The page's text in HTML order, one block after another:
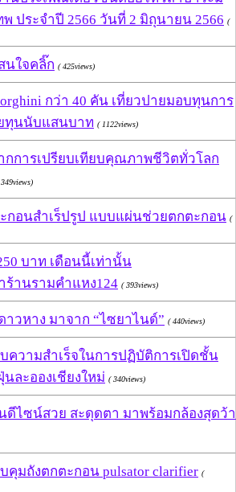
ประจำปี 2566 วันที่ 2 มิถุนายน 2566 (
นใจคลิ๊ก ( 425views)
กว่า 40 คัน เที่ยวปายมอบทุนการ
ทุนนับแสนบาท ( 1122views)
กการเปรียบเทียบคุณภาพชีวิตทั่วโลก
ะกอนสำเร็ปรูป แบบแผ่นช่วยตกตะกอน (
บาท เดือนนี้เท่านั้น
ร้านรามคำแหง124 ( 393views)
าวหาง มาจาก “ไซยาไนด์” ( 440views)
ความสำเร็จในการปฏิบัติการเปิดชั้น
ละอองเชียงใหม่ ( 340views)
ดีไซน์สวย สะดุดตา มาพร้อมกล้องสุดว้า
คุมถังตกตะกอน pulsator clarifier (